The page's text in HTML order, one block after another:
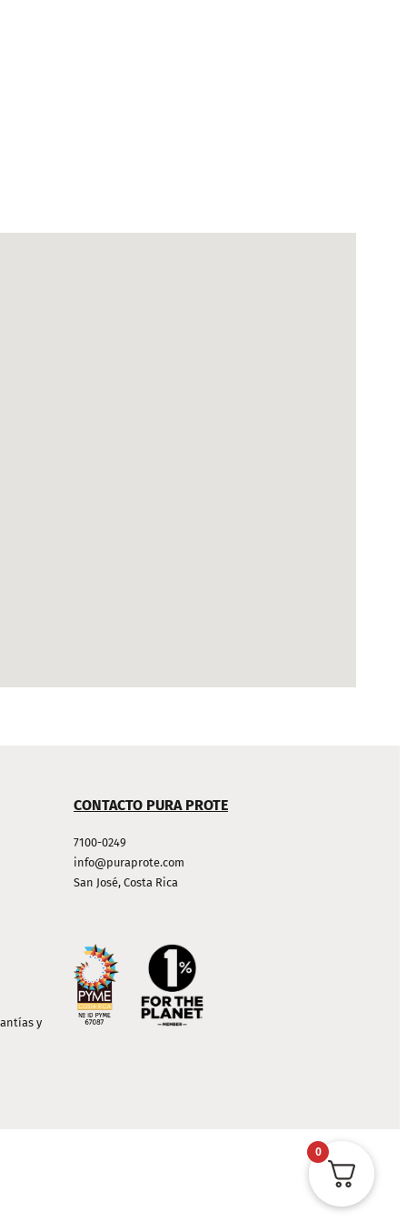
y
CONTACTO PURA PROTE
7100-0249
info@puraprote.com
San José, Costa Rica
0